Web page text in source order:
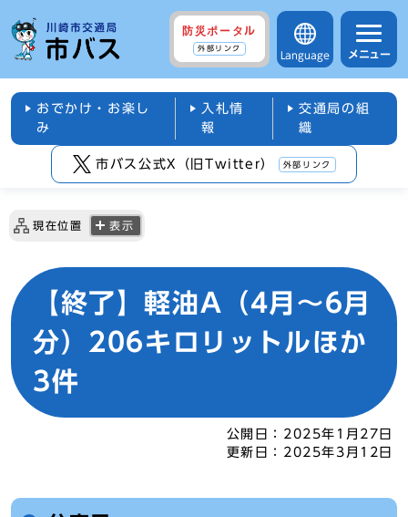
防災ポータル
外部リンク
Language メニュー
おでかけ・お楽し
み
入札情
報
交通局の組
織
市バス公式X（旧Twitter） 外部リンク
現在位置 表示
【終了】軽油A（4月～6月
分）206キロリットルほか
3件
公開日： 2025年1月27日
更新日： 2025年3月12日